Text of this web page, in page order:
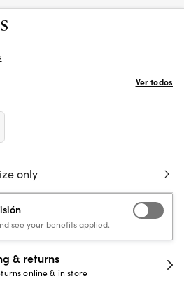
Ver todos
only
see your benefits applied.
& returns
online & in store